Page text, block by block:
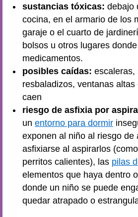
sustancias tóxicas: debajo
cocina, en el armario de los
garaje o el cuarto de
bolsos u otros lugares
medicamentos.
posibles caídas: escaleras,
resbaladizos, ventanas
caen
riesgo de asfixia por
un entorno para dormir
exponen al niño al riesgo de
asfixiarse al aspirarlos
perritos calientes), las pilas
elementos que haya dentro
donde un niño se puede
quedar atrapado o